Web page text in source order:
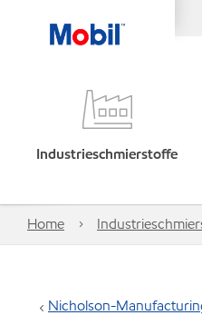
Industrieschmierstoffe
Home
Nicholson-